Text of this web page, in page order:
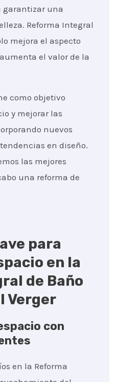
garantizar una
Reforma Integral
mejora el aspecto
el valor de la
como objetivo
y mejorar las
nuevos
en diseño.
las mejores
una reforma de
para
en la
de Baño
Verger
con
en la Reforma